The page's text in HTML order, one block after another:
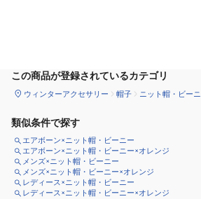
この商品が登録されているカテゴリ
ウィンターアクセサリー 帽子 ニット帽・ビー
類似条件で探す
エアボーン×ニット帽・ビーニー
エアボーン×ニット帽・ビーニー×オレンジ
メンズ×ニット帽・ビーニー
メンズ×ニット帽・ビーニー×オレンジ
レディース×ニット帽・ビーニー
レディース×ニット帽・ビーニー×オレンジ